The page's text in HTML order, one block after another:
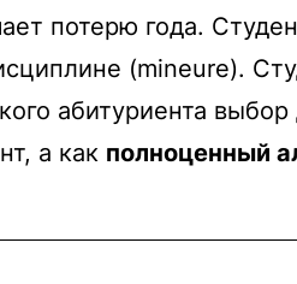
потерю года.
(mineure).
абитуриента
а как полноценный